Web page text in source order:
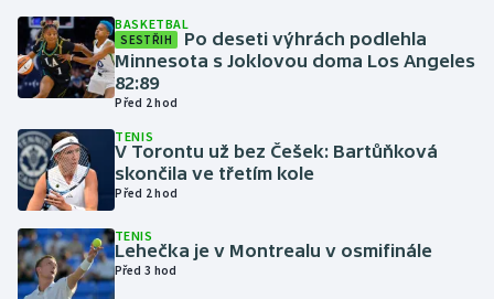
Lyže a snowboard
Moderní pětiboj
Motorsport
Olympijské hry
Parasport
BASKETBAL
SESTŘIH
Po deseti výhrách podlehla
Minnesota s Joklovou doma Los Angeles
82:89
Před 2 hod
TENIS
V Torontu už bez Češek: Bartůňková
skončila ve třetím kole
Před 2 hod
TENIS
Lehečka je v Montrealu v osmifinále
Před 3 hod